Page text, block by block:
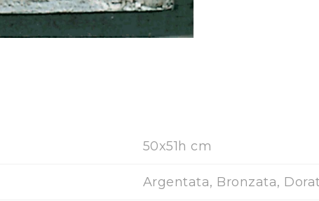
50x51h cm
Argentata, Bronzata,